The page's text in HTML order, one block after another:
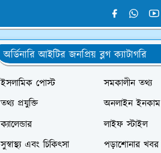
অর্ডিনারি আইটির জনপ্রিয় ব্লগ ক্যাটাগরি
ইসলামিক পোস্ট
সমকালীন তথ্য
তথ্য প্রযুক্তি
অনলাইন ইনকাম
ক্যালেন্ডার
লাইফ স্টাইল
সুস্বাস্থ্য এবং চিকিৎসা
পড়াশোনার খবর